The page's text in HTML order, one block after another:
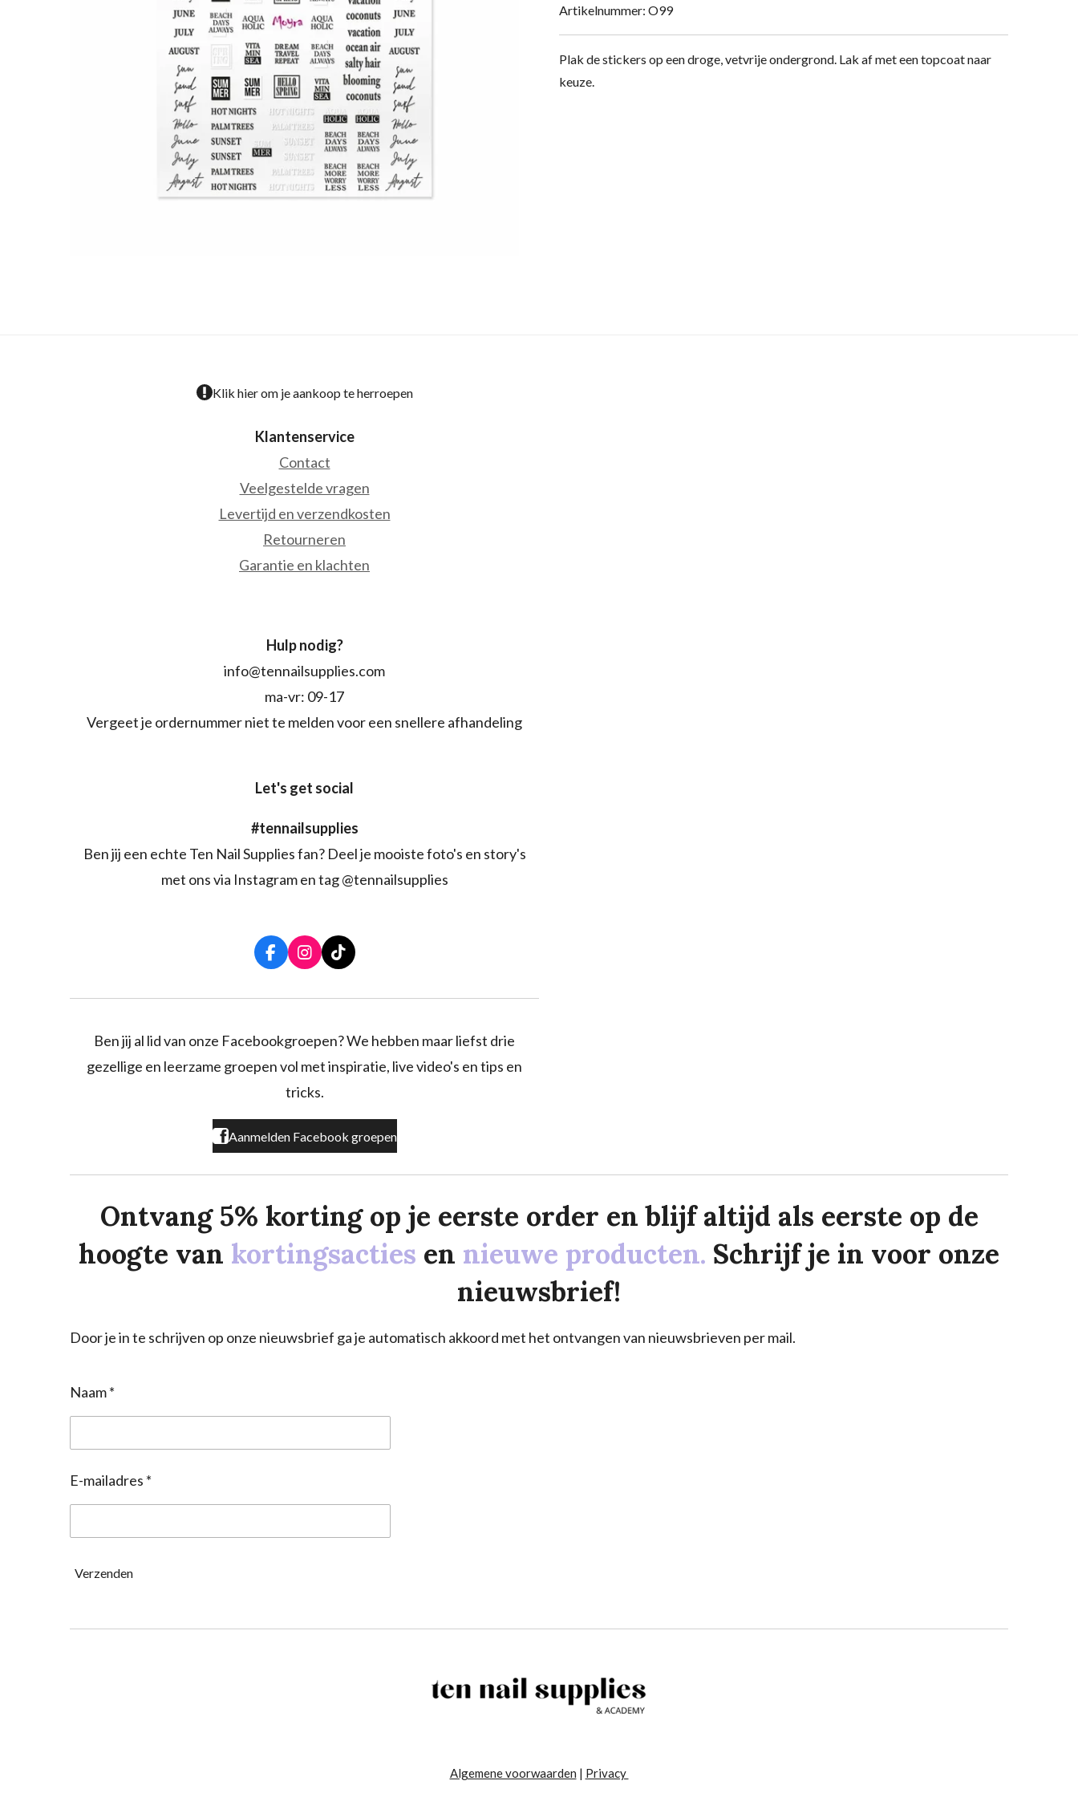
Artikelnummer: O99
Plak de stickers op een droge, vetvrije ondergrond. Lak af met een topcoat naar
keuze.
Klik hier om je aankoop te herroepen
Klantenservice
Contact
Veelgestelde vragen
Levertijd en verzendkosten
Retourneren
Garantie en klachten
Hulp nodig?
info@tennailsupplies.com
ma-vr: 09-17
Vergeet je ordernummer niet te melden voor een snellere afhandeling
Let's get social
#tennailsupplies
Ben jij een echte Ten Nail Supplies fan? Deel je mooiste foto's en story's
met ons via Instagram en tag @tennailsupplies
F
a
o
k
I
n
r
a
T
i
k
Ben jij al lid van onze Facebookgroepen? We hebben maar liefst drie
gezellige en leerzame groepen vol met inspiratie, live video's en tips en
tricks.
Aanmelden Facebook groepen
Ontvang 5% korting op je eerste order en blijf altijd als eerste op de
hoogte van kortingsacties en nieuwe producten. Schrijf je in voor onze
nieuwsbrief!
Door je in te schrijven op onze nieuwsbrief ga je automatisch akkoord met het ontvangen van nieuwsbrieven per mail.
Naam *
E-mailadres *
Verzenden
Algemene voorwaarden | Privacy